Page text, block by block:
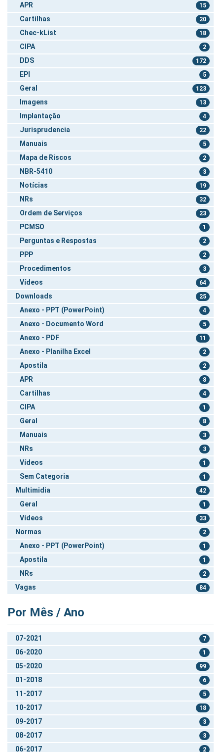
APR 15
Cartilhas 20
Chec-kList 18
CIPA 2
DDS 172
EPI 5
Geral 123
Imagens 13
Implantação 4
Jurisprudencia 22
Manuais 5
Mapa de Riscos 2
NBR-5410 3
Notícias 19
NRs 32
Ordem de Serviços 23
PCMSO 1
Perguntas e Respostas 2
PPP 2
Procedimentos 3
Vídeos 64
Downloads 25
Anexo - PPT (PowerPoint) 4
Anexo - Documento Word 5
Anexo - PDF 11
Anexo - Planilha Excel 2
Apostila 2
APR 8
Cartilhas 4
CIPA 1
Geral 8
Manuais 3
NRs 3
Vídeos 1
Sem Categoria 1
Multimidia 42
Geral 1
Vídeos 33
Normas 2
Anexo - PPT (PowerPoint) 1
Apostila 1
NRs 2
Vagas 84
Por Mês / Ano
07-2021 7
06-2020 1
05-2020 99
01-2018 6
11-2017 5
10-2017 18
09-2017 3
08-2017 3
06-2017 2